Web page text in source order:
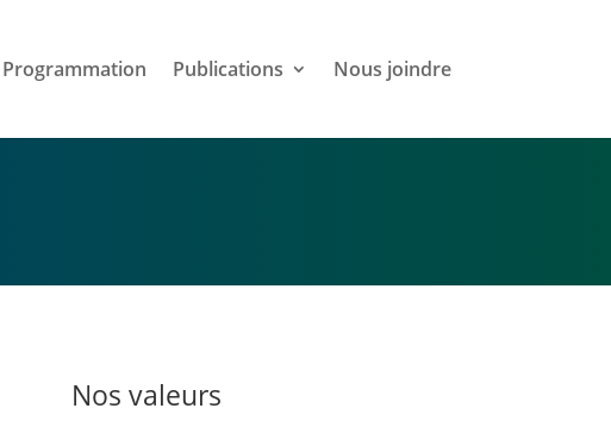
Programmation Publications Nous joindre
Nos valeurs